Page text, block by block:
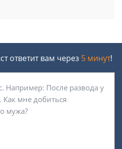
ответит вам через 5 минут!